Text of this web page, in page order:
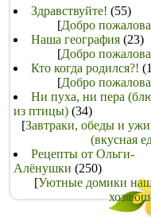
Здравствуйте! (55)
[Добро
Наша география (23)
[Добро
Кто когда родился?!
[Добро
Ни пуха, ни пера
из птицы) (34)
[Завтраки, обеды и
(вкусная
Рецепты от Ольги-
Алёнушки (250)
[Уютные домики